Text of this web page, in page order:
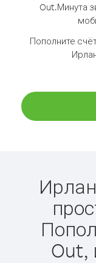
Out.Минута
Пополните
Out,